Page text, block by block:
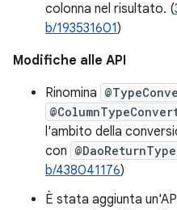
colonna nel risultato. (
b/193531601)
Modifiche alle API
Rinomina
l'ambito della
con
b/438041176)
È stata aggiunta